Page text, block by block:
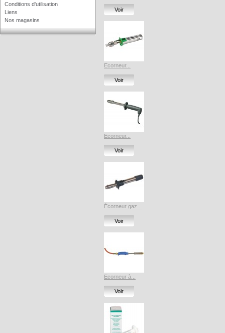
Conditions d'utilisation
Liens
Nos magasins
Voir
Ecorneur...
Voir
Ecorneur...
Voir
Écorneur gaz...
Voir
Ecorneur à...
Voir